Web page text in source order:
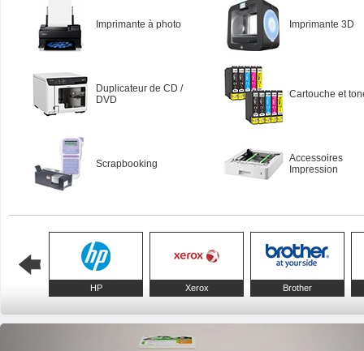
Imprimante à photo
Duplicateur de CD /
DVD
Scrapbooking
Imprimante 3D
Cartouche et
Accessoires
Impression
HP Xerox Brother